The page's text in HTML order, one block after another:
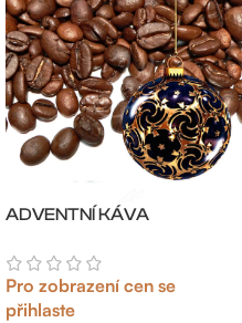
ADVENTNÍ KÁVA
Pro zobrazení cen se
přihlaste